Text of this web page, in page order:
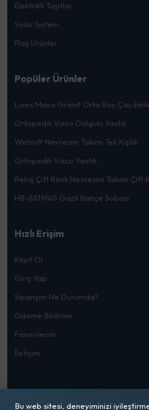
Elektrikli Taşıtlar
Solar Sistem
Flaş Ürünler
Popüler Ürünler
Lines Maya Granit Orta Boy
Ortopedik Visco Dolgulu Yastık
Welsoft Nevresim Takımı Tek Kişilik
Ortopedik Visco Yastık
Peluş Çift Renk Nevresim Takımı Çift
HB-8819NG Gazlı Bahçe Sobası
Hızlı Erişim
Kayıt Ol
Giriş Yap
Siparişim Ne Durumda?
Ödeme Bildirimi
Favorilerim
İletişim
Bu web sitesi, deneyiminizi